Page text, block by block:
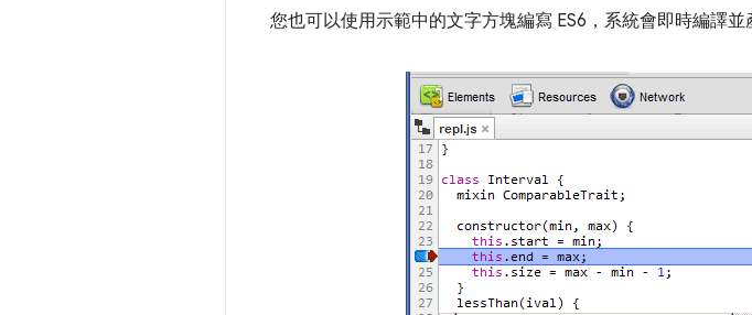
您也可以使用示範中的文字方塊編寫 ES6，系統會即時編譯並